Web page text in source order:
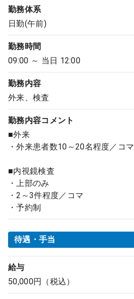
勤務体系
日勤(午前)
勤務時間
09:00 ～ 当日 12:00
勤務内容
外来、検査
勤務内容コメント
■外来
・外来患者数10～20名程度／コマ
■内視鏡検査
・上部のみ
・2～3件程度／コマ
・予約制
待遇・手当
給与
50,000円（税込）